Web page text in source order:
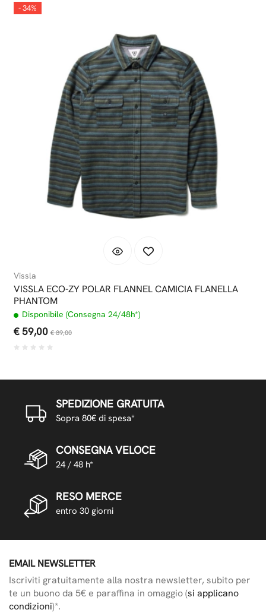
- 34%
Vissla
VISSLA ECO-ZY POLAR FLANNEL CAMICIA FLANELLA
PHANTOM
Disponibile (Consegna 24/48h*)
€ 59,00 € 89,00
SPEDIZIONE GRATUITA
Sopra 80€ di spesa*
CONSEGNA VELOCE
24 / 48 h*
RESO MERCE
entro 30 giorni
EMAIL NEWSLETTER
Iscriviti gratuitamente alla nostra newsletter, subito per
te un buono da 5€ e paraffina in omaggio (si applicano
condizioni)*.